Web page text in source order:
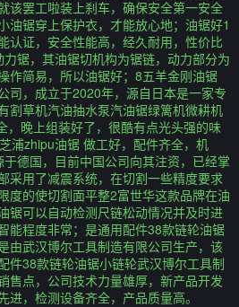
该罢工啦装上刹车，确保安全第一安全
油锯穿上保护衣，才能放心地；油锯好1
认证，安全性能高，经久耐用，性价比
锯，其油锯切机构为锯链，动力部分为
作简易，所以油锯好；8五羊金刚油锯
司，成立于2020年，源自日本是一家专
割草机汽油抽水泵汽油锯绿篱机微耕机
，晚上组装好了，很酷有点光头强的味
浦zhipu油锯 做工好，配件齐全，机
德国，目前中国公司向其注资，已经掌
采用了减震系统，在切割一些精度要求
度的使切割面平整2富世华这款品牌在油
锯可以自动检测尺链松动情况并及时进
能程度非常；是通用配件38款链轮油锯
由武汉博尔工具制造有限公司生产，该
件38款链轮油锯小链轮武汉博尔工具制
售点，公司技术力量雄厚，新产品开发
，检测设备齐全，产品质量高。